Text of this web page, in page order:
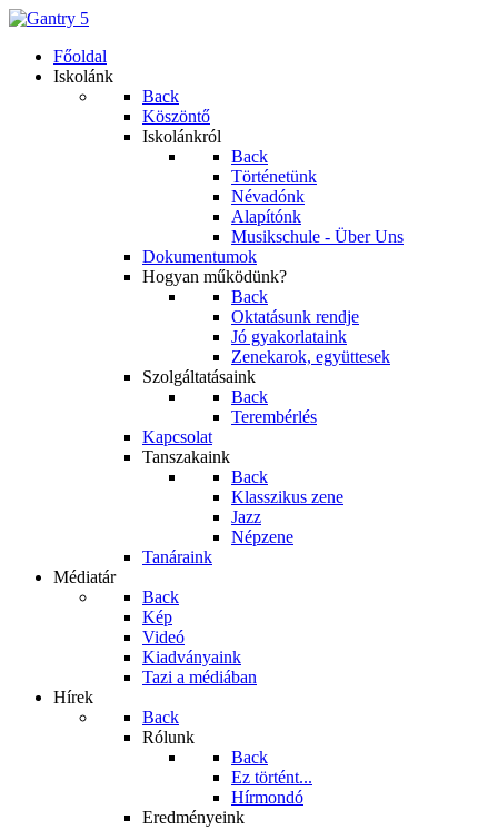
Főoldal
Iskolánk
Back
Köszöntő
Iskolánkról
Back
Történetünk
Névadónk
Alapítónk
Musikschule - Über Uns
Dokumentumok
Hogyan működünk?
Back
Oktatásunk rendje
Jó gyakorlataink
Zenekarok, együttesek
Szolgáltatásaink
Back
Terembérlés
Kapcsolat
Tanszakaink
Back
Klasszikus zene
Jazz
Népzene
Tanáraink
Médiatár
Back
Kép
Videó
Kiadványaink
Tazi a médiában
Hírek
Back
Rólunk
Back
Ez történt...
Hírmondó
Eredményeink